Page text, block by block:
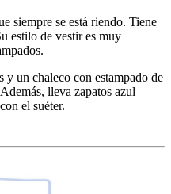
siempre se está riendo. Tiene
estilo de vestir es muy
y un chaleco con estampado de
lleva zapatos azul
el suéter.